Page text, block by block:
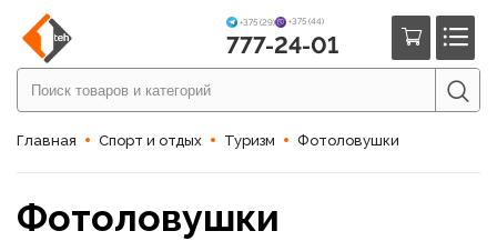
+375 (29) +375 (44)
777-24-01
Главная Спорт и отдых Туризм Фотоловушки
Фотоловушки